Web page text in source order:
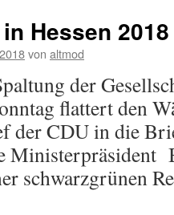
Hessen 2018
von altmod
der
flattert den
der CDU in die
Ministerpräsident
schwarzgrünen